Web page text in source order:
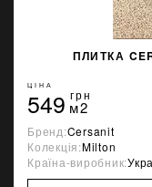
ПЛИТКА
ЦІНА
549 грн
м2
Бренд:Cersanit
Колекція:Milton
Країна-виробник: